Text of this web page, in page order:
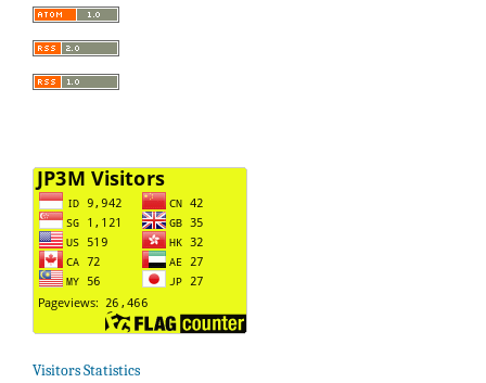
Visitors Statistics